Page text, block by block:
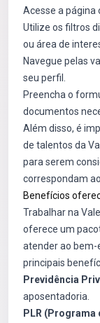
Acesse a página
Utilize os filtros
ou área de
Navegue pelas
seu perfil.
Preencha o
documentos
Além disso, é
de talentos da
para serem
correspondam ao
Benefícios
Trabalhar na
oferece um
atender ao bem-
principais
Previdência
aposentadoria.
PLR